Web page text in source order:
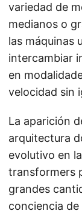
variedad de
medianos o
las máquinas
intercambiar
en
velocidad sin
La aparición
arquitectura
evolutivo en
transformers
grandes
conciencia